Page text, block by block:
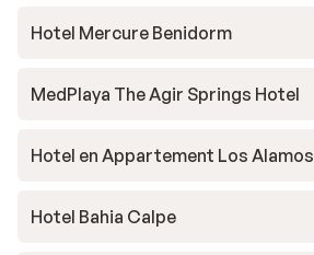
Hotel Mercure Benidorm
MedPlaya The Agir Springs Hotel
Hotel en Appartement Los Alamos
Hotel Bahia Calpe